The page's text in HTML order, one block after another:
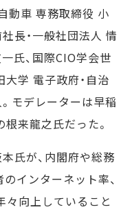
動車 専務取締役 小
長・一般社団法人 情
氏、国際CIO学会世
学 電子政府・自治
モデレーターは早稲
来龍之氏だった。
氏が、内閣府や総務
インターネット率、
々向上していること